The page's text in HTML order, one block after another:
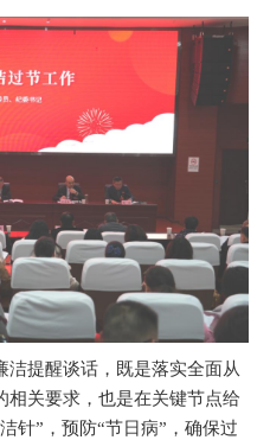
洁提醒谈话，既是落实全面从
相关要求，也是在关键节点给
针”，预防“节日病”，确保过